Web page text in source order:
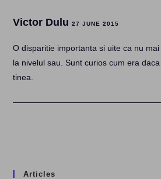
Victor Dulu27 JUNE 2015
O disparitie importanta si uite ca nu
la nivelul sau. Sunt curios cum era
tinea.
Articles